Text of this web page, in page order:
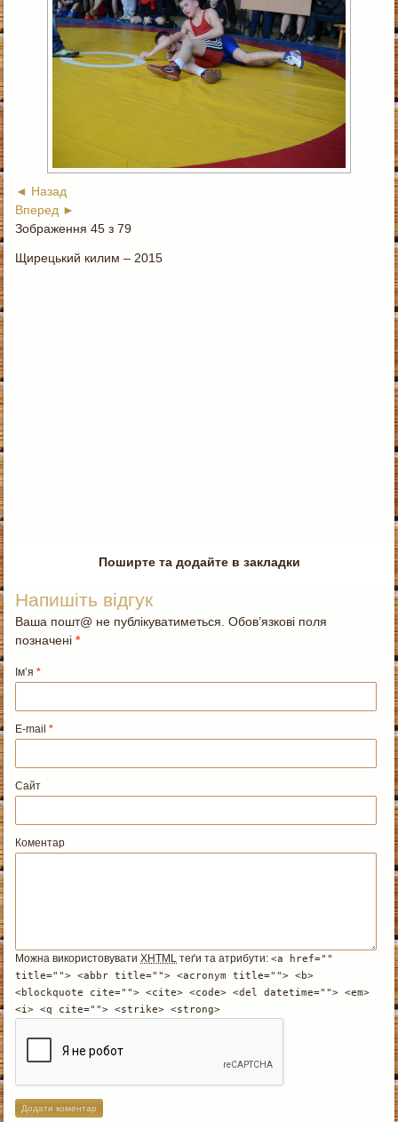
◄ Назад
Вперед ►
Зображення 45 з 79
Щирецький килим – 2015
Поширте та додайте в закладки
Напишіть відгук
Ваша пошт@ не публікуватиметься. Обов’язкові поля
позначені*
Ім’я*
E-mail*
Сайт
Коментар
Можна використовуватиXHTML теґи та атрибути:<a href=""
title=""> <abbr title=""> <acronym title=""> <b>
<blockquote cite=""> <cite> <code> <del datetime=""> <em>
<i> <q cite=""> <strike> <strong>